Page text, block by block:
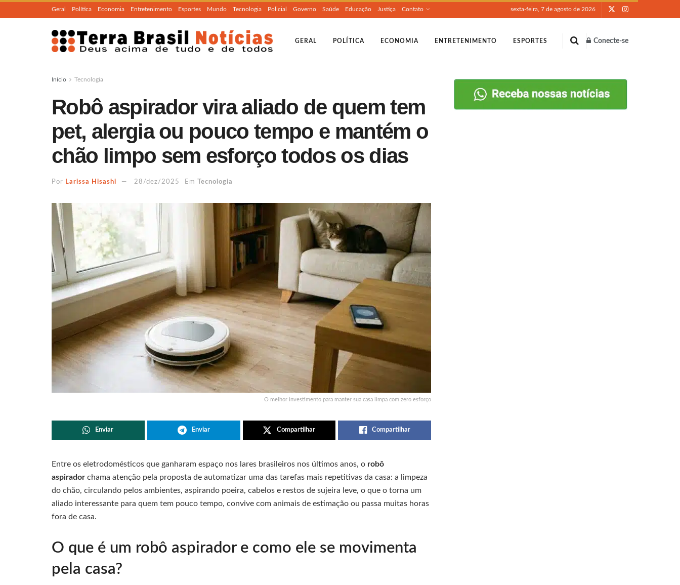
Geral Política Economia Entretenimento Esportes Mundo Tecnologia Policial Governo Saúde Educação Justiça Contato sexta-feira, 7 de agosto de 2026
GERAL POLÍTICA ECONOMIA ENTRETENIMENTO ESPORTES Conecte-se
Início Tecnologia
Robô aspirador vira aliado de quem tem
pet, alergia ou pouco tempo e mantém o
chão limpo sem esforço todos os dias
Por Larissa Hisashi 28/dez/2025 Em Tecnologia
O melhor investimento para manter sua casa limpa com zero esforço
Enviar Enviar Compartilhar Compartilhar
Entre os eletrodomésticos que ganharam espaço nos lares brasileiros nos últimos anos, o robô
aspirador chama atenção pela proposta de automatizar uma das tarefas mais repetitivas da casa: a limpeza
do chão, circulando pelos ambientes, aspirando poeira, cabelos e restos de sujeira leve, o que o torna um
aliado interessante para quem tem pouco tempo, convive com animais de estimação ou passa muitas horas
fora de casa.
O que é um robô aspirador e como ele se movimenta
pela casa?